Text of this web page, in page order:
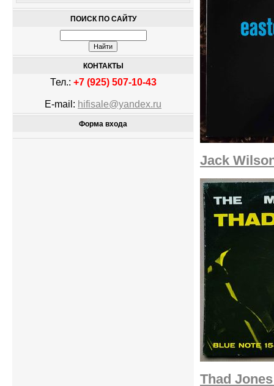
ПОИСК ПО САЙТУ
КОНТАКТЫ
Тел.: +7 (925) 507-10-43
E-mail: hifisale@yandex.ru
Форма входа
Jack
Thad